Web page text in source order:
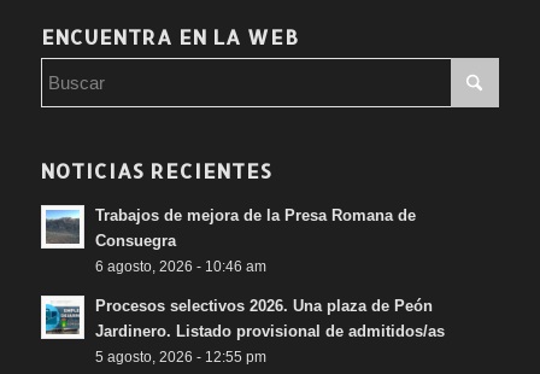
ENCUENTRA EN LA WEB
NOTICIAS RECIENTES
Trabajos de mejora de la Presa Romana de
Consuegra
6 agosto, 2026 - 10:46 am
Procesos selectivos 2026. Una plaza de Peón
Jardinero. Listado provisional de admitidos/as
5 agosto, 2026 - 12:55 pm